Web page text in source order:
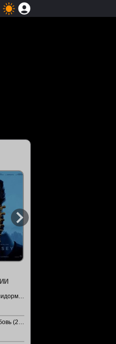
Убийства в Бенидорме / Убойный Бенидорм (2026)
Возможная любовь (2026)